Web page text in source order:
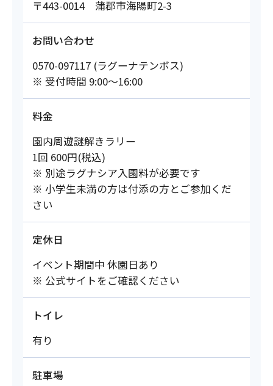
〒443-0014 蒲郡市海陽町2-3
お問い合わせ
0570-097117 (ラグーナテンボス)
※ 受付時間 9:00～16:00
料金
園内周遊謎解きラリー
1回 600円(税込)
※ 別途ラグナシア入園料が必要です
※ 小学生未満の方は付添の方とご参加くだ
さい
定休日
イベント期間中 休園日あり
※ 公式サイトをご確認ください
トイレ
有り
駐車場